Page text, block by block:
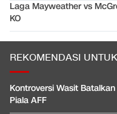
Laga Mayweather vs
KO
REKOMENDASI
Kontroversi Wasit
Piala AFF